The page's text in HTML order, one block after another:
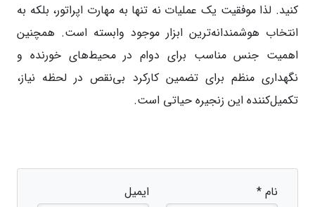
کنید. لذا موفقیت یک عملیات نه تنها به مهارت اپراتور، بلکه به
انتخاب هوشمندانه‌ترین ابزار موجود وابسته است. همچنین
اهمیت جنس مناسب برای دوام در محیط‌های خورنده و
نگهداری منظم برای تضمین کارکرد بی‌نقص در لحظه نیاز،
تکمیل‌کننده این زنجیره حیاتی است.
نام * ایمیل